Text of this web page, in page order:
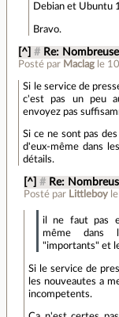
Debian et Ubuntu
Bravo.
[^] # Re:
Posté par Maclag le
Si le service de
c'est pas un peu
envoyez pas
Si ce ne sont pas
d'eux-même dans
détails.
[^] # Re:
Posté par Littleboy
il ne faut pas
même dans
"importants" et
Si le service de
les nouveautes a
incompetents.